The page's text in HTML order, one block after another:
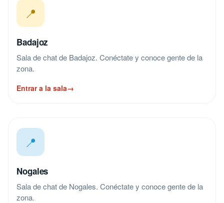
📍
Badajoz
Sala de chat de Badajoz. Conéctate y conoce gente de la
zona.
Entrar a la sala→
📍
Nogales
Sala de chat de Nogales. Conéctate y conoce gente de la
zona.